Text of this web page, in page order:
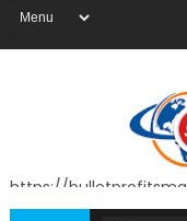
https://